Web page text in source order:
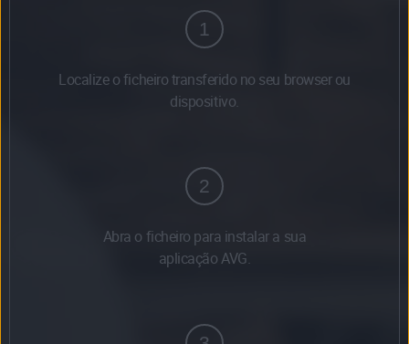
1
Localize o ficheiro transferido no seu browser ou
dispositivo.
2
Abra o ficheiro para instalar a sua
aplicação AVG.